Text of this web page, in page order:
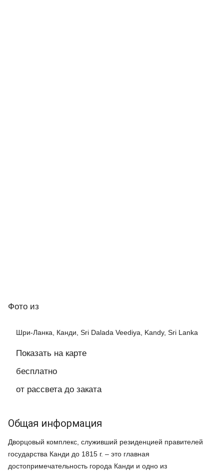
Фото из
Шри-Ланка, Канди, Sri Dalada Veediya, Kandy, Sri Lanka
Показать на карте
бесплатно
от рассвета до заката
Общая информация
Дворцовый комплекс, служивший резиденцией правителей
государства Канди до 1815 г. – это главная
достопримечательность города Канди и одно из